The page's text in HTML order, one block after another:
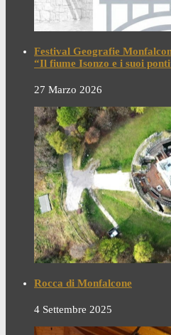
Festival Geografie
“Il fiume Isonzo e i suoi
27 Marzo 2026
Rocca di Monfalcone
4 Settembre 2025